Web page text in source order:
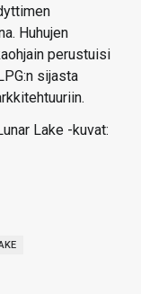
Huhujen
perustuisi
sijasta
Lake -kuvat: